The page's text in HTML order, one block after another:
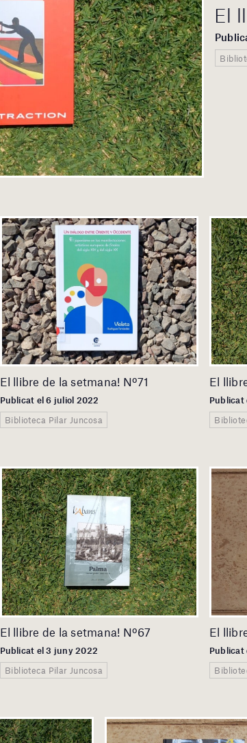
El
El llibre de la setmana! Nº71
Publicat el 6 juliol 2022
Biblioteca Pilar Juncosa
El
Publicat
El llibre de la setmana! Nº67
Publicat el 3 juny 2022
Biblioteca Pilar Juncosa
El
Publicat